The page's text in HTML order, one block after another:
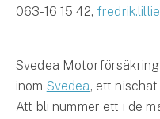
063-16 15 42,
Svedea
inom Svedea, ett
Att bli nummer ett i de